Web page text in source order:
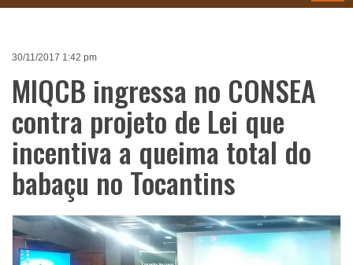
30/11/2017 1:42 pm
MIQCB ingressa no CONSEA
contra projeto de Lei que
incentiva a queima total do
babaçu no Tocantins